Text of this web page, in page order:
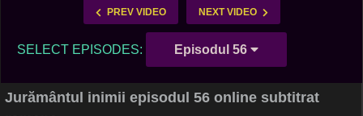
PREV VIDEO NEXT VIDEO
SELECT EPISODES: Episodul 56
Jurământul inimii episodul 56 online subtitrat